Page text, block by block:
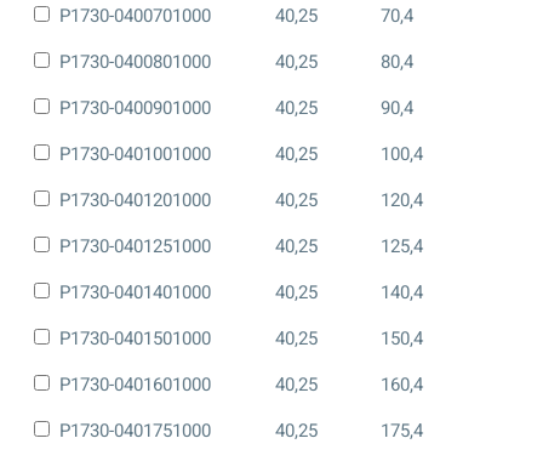
P1730-0400701000
40,25
70,4
P1730-0400801000
40,25
80,4
P1730-0400901000
40,25
90,4
P1730-0401001000
40,25
100,4
P1730-0401201000
40,25
120,4
P1730-0401251000
40,25
125,4
P1730-0401401000
40,25
140,4
P1730-0401501000
40,25
150,4
P1730-0401601000
40,25
160,4
P1730-0401751000
40,25
175,4